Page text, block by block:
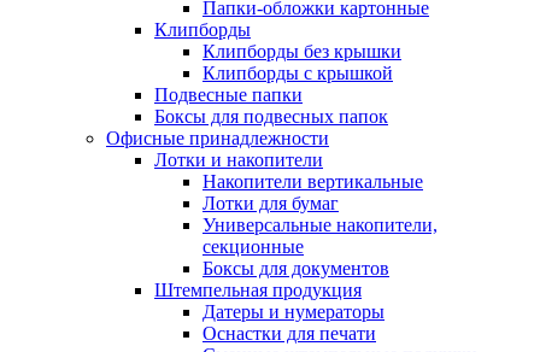
Папки-обложки картонные
Клипборды
Клипборды без крышки
Клипборды с крышкой
Подвесные папки
Боксы для подвесных папок
Офисные принадлежности
Лотки и накопители
Накопители вертикальные
Лотки для бумаг
Универсальные накопители,
секционные
Боксы для документов
Штемпельная продукция
Датеры и нумераторы
Оснастки для печати